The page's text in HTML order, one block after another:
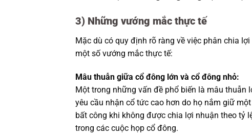
3) Những vướng mắc thực tế
Mặc dù có quy định rõ ràng về việc phân chia
một số vướng mắc thực tế:
Mâu thuẫn giữa cổ đông lớn và cổ đông nhỏ:
Một trong những vấn đề phổ biến là mâu thuẫn
yêu cầu nhận cổ tức cao hơn do họ nắm giữ
bất công khi không được chia lợi nhuận theo tỷ
trong các cuộc họp cổ đông.